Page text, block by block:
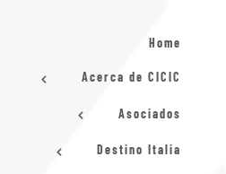
Home
Acerca de CICIC
Asociados
Destino Italia